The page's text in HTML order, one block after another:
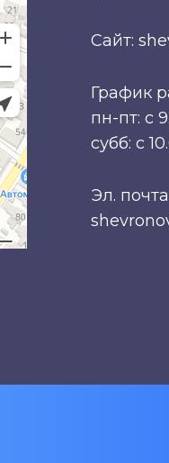
Сайт:
График
пн-пт: с
субб: с
Эл.